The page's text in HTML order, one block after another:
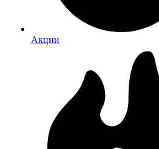
Акции